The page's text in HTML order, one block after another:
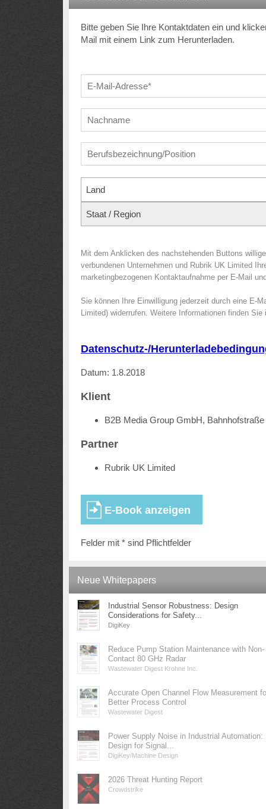
Bitte geben Sie Ihre Kontaktdaten ein und
Mail mit einem Link zum Herunterladen.
Land
Staat / Region
Mit dem Anklicken des nachstehenden Buttons
verbundenen Unternehmen und Rubrik UK Limited
marketingbezogenen Kontaktaufnahme per E-Mail
Sie können Ihre Einwilligung jederzeit durch eine E-
Limited) widerrufen. Weitere Informationen finden
Datenschutz-/
Datum: 1.8.2018
Klient
B2B Media Group GmbH,
Partner
Rubrik UK Limited
Felder mit * sind Pflichtfelder
Neue Whitepapers
Industrial Sensor Robustness: Design
Considerations for Safety...
DigiKey
Reduce Pump Station Maintenance with Non-
Contact 80 GHz Radar
Wastewater Digest Krohne Inc.
Accurate Open Channel Flow Measurement
Better Process Control
Wastewater Digest
Power Supply Noise in Industrial Automation:
Design for Signal...
DigiKey/Machine Design
2026 Threat Hunting Report
Crowdstrike